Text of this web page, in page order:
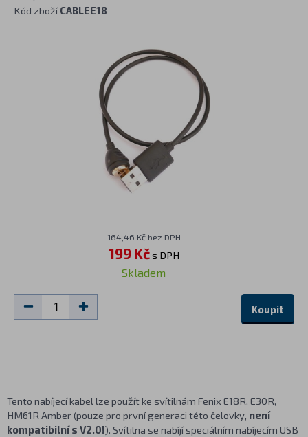
Kód zbožíCABLEE18
164,46 Kč bez DPH
199 Kčs DPH
Skladem
Koupit
Tento nabíjecí kabel lze použít ke svítilnám Fenix E18R, E30R,
HM61R Amber (pouze pro první generaci této čelovky, není
kompatibilní s V2.0!). Svítilna se nabíjí speciálním nabíjecím USB